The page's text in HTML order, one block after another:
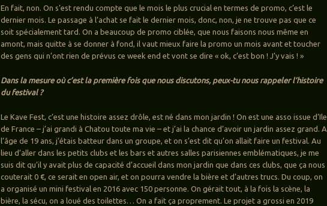
En fait, non. On s’est rendu compte que le mois le plus crucial en termes de promo, c’est le
dernier mois. Le passage à l’achat se fait le dernier mois, donc, non, je ne trouve pas que ce
soit spécialement tard. On a beaucoup de promo ciblée, que nous faisons nous même en
amont, mais quitte à se donner à fond, il vaut mieux faire la promo un mois avant et toucher
des gens qui n’ont rien de prévus ce week end et vont se dire « ok, c’est bon ! J’y vais ! »
Dans la mesure où c’est la première fois que nous discutons, peux-tu nous rappeler l’histoire
du festival ?
Le Kave Fest, c’est une histoire assez drôle, est né dans mon jardin ! On est une asso issue d’Ile
de France – j’ai grandi à Chatou toute ma vie – et j’ai la chance d’avoir un jardin assez grand. A
l’âge de 19 ans, j’étais batteur dans un groupe, et on s’est dit qu’on allait faire un festival. Au
lieu d’aller dans les petits clubs et les bars et autres salles parisiennes emblématiques, je me
suis dit qu’il y avait plus de capacité d’accueil dans mon jardin que dans ces clubs, que ça nous
couterait 0 €, ce serait en open air, et on pourra vendre la bière et d’autres trucs. Du coup, on
a organisé un mini festival en 2016 avec 150 personne. On gérait tout, à la fois la scène, la
bière, la sécu, on a loué des toilettes… On a fait ça proprement. Le projet a grossi en 2019